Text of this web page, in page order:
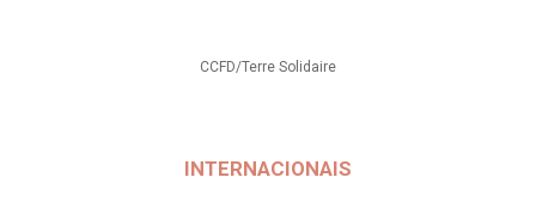
CCFD/Terre Solidaire
INTERNACIONAIS